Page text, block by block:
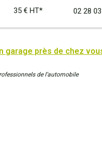
35 € HT*
02 28
garage près de chez
de l’automobile